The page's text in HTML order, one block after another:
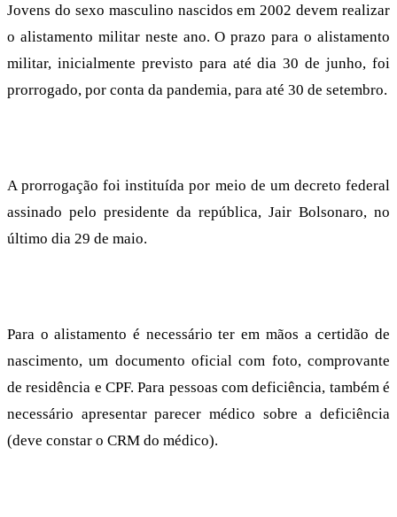
Jovens do sexo masculino nascidos em 2002 devem realizar
o alistamento militar neste ano. O prazo para o alistamento
militar, inicialmente previsto para até dia 30 de junho, foi
prorrogado, por conta da pandemia, para até 30 de setembro.
A prorrogação foi instituída por meio de um decreto federal
assinado pelo presidente da república, Jair Bolsonaro, no
último dia 29 de maio.
Para o alistamento é necessário ter em mãos a certidão de
nascimento, um documento oficial com foto, comprovante
de residência e CPF. Para pessoas com deficiência, também é
necessário apresentar parecer médico sobre a deficiência
(deve constar o CRM do médico).